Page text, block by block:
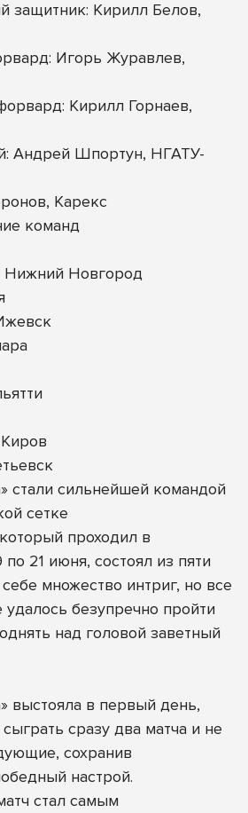
защитник: Кирилл Белов,
Игорь Журавлев,
Кирилл Горнаев,
Андрей Шпортун, НГАТУ-
Карекс
команд
Новгород
стали сильнейшей командой
сетке
проходил в
21 июня, состоял из пяти
множество интриг, но все
безупречно пройти
над головой заветный
выстояла в первый день,
сразу два матча и не
сохранив
настрой.
стал самым